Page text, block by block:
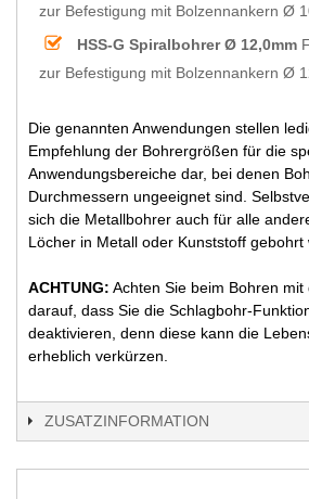
zur Befestigung mit Bolzennankern Ø
HSS-G Spiralbohrer Ø 12,0mm
zur Befestigung mit Bolzennankern Ø
Die genannten Anwendungen stellen
Empfehlung der Bohrergrößen für die
Anwendungsbereiche dar, bei denen
Durchmessern ungeeignet sind.
sich die Metallbohrer auch für alle
Löcher in Metall oder Kunststoff gebohrt
ACHTUNG: Achten Sie beim Bohren mit
darauf, dass Sie die Schlagbohr-
deaktivieren, denn diese kann die
erheblich verkürzen.
ZUSATZINFORMATION